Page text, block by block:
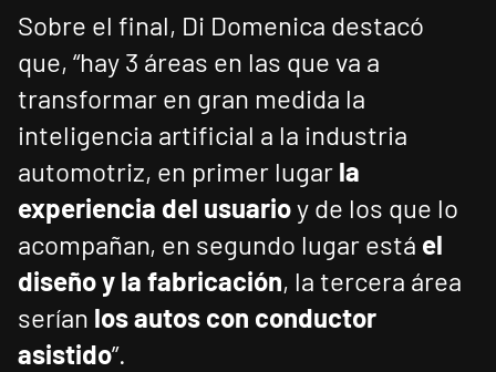
Sobre el final, Di Domenica destacó
que, “hay 3 áreas en las que va a
transformar en gran medida la
inteligencia artificial a la industria
automotriz, en primer lugar la
experiencia del usuarioy de los que lo
acompañan, en segundo lugar está el
diseño y la fabricación, la tercera área
serían los autos con conductor
asistido”.